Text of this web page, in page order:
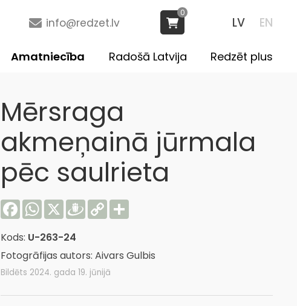
LV EN
info@redzet.lv
0
Redzēt plus
Radošā Latvija
Amatniecība
Mērsraga
akmeņainā jūrmala
pēc saulrieta
Facebook
WhatsApp
X Draugiem
Copy
Link
Share
Kods: U-263-24
Fotogrāfijas autors: Aivars Gulbis
Bildēts 2024. gada 19. jūnijā